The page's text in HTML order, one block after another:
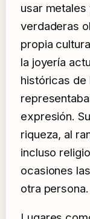
usar
verdaderas
propia
la joyería
históricas de
expresión.
riqueza, al
incluso
ocasiones
otra persona.